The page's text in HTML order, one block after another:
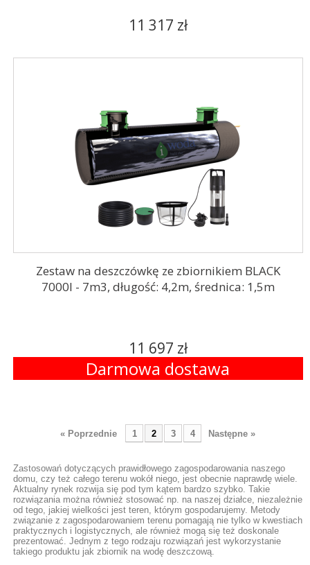
11 317 zł
Zestaw na deszczówkę ze zbiornikiem BLACK
7000l - 7m3, długość: 4,2m, średnica: 1,5m
11 697 zł
Darmowa dostawa
« Poprzednie 1 2 3 4 Następne »
Zastosowań dotyczących prawidłowego zagospodarowania naszego
domu, czy też całego terenu wokół niego, jest obecnie naprawdę wiele.
Aktualny rynek rozwija się pod tym kątem bardzo szybko. Takie
rozwiązania można również stosować np. na naszej działce, niezależnie
od tego, jakiej wielkości jest teren, którym gospodarujemy. Metody
związanie z zagospodarowaniem terenu pomagają nie tylko w kwestiach
praktycznych i logistycznych, ale również mogą się też doskonale
prezentować. Jednym z tego rodzaju rozwiązań jest wykorzystanie
takiego produktu jak zbiornik na wodę deszczową.